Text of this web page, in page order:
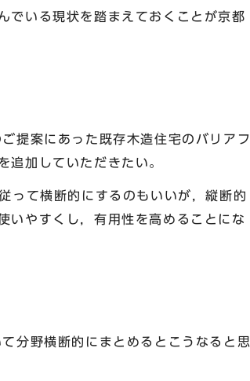
でいる現状を踏まえておくことが京都
提案にあった既存木造住宅のバリアフ
追加していただきたい。
て横断的にするのもいいが，縦断的
いやすくし，有用性を高めることにな
分野横断的にまとめるとこうなると思